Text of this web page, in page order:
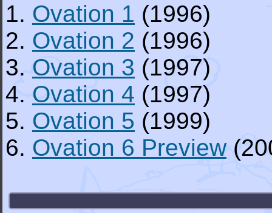
1. Ovation 1 (1996)
2. Ovation 2 (1996)
3. Ovation 3 (1997)
4. Ovation 4 (1997)
5. Ovation 5 (1999)
6. Ovation 6 Preview